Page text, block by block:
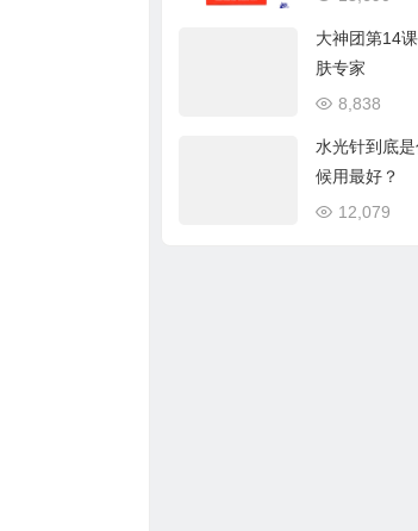
大神团第14
肤专家
8,838
水光针到底
候用最好？
12,079